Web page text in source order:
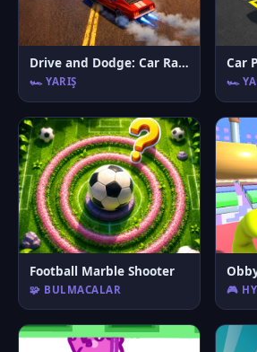
Drive and Dodge: Car Racing 3D
🏎️ YARIŞ
Car
🏎️
Football Marble Shooter
🧩 BULMACALAR 🎮